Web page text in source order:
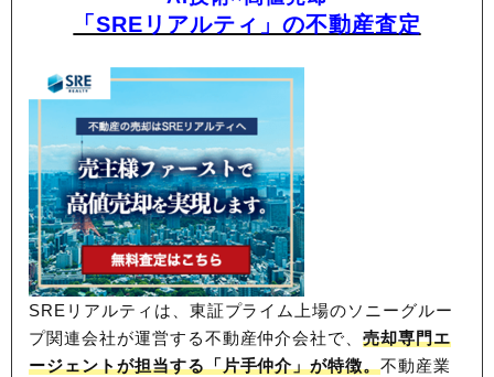
「SREリアルティ」の不動産査定
SREリアルティは、東証プライム上場のソニーグルー
プ関連会社が運営する不動産仲介会社で、売却専門エ
ージェントが担当する「片手仲介」が特徴。不動産業